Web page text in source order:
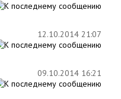
12.10.201421:07
09.10.2014 16:21